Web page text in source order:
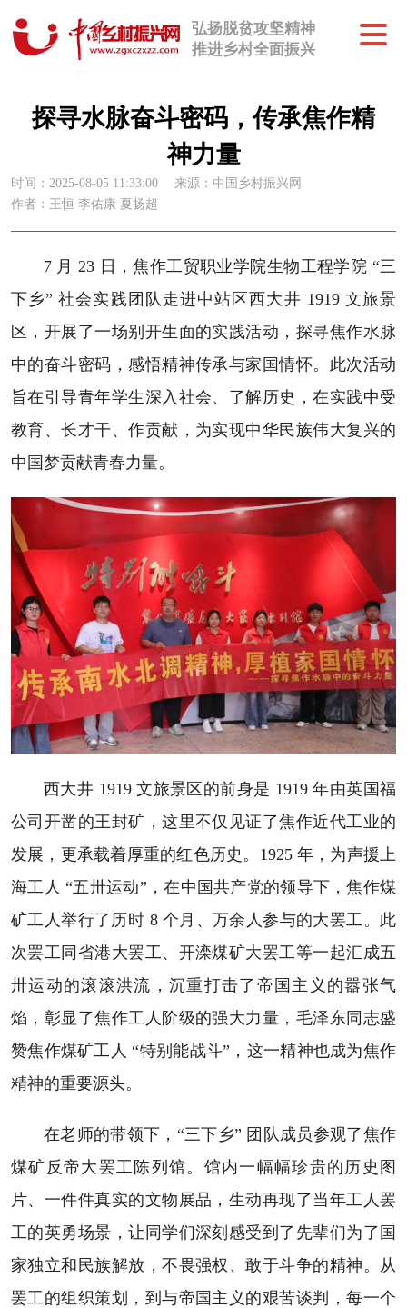
弘扬脱贫攻坚精神
推进乡村全面振兴
探寻水脉奋斗密码，传承焦作精
神力量
时间：2025-08-05 11:33:00
来源：中国乡村振兴网
作者：王恒 李佑康 夏扬超
7 月 23 日，焦作工贸职业学院生物工程学院 “三
下乡” 社会实践团队走进中站区西大井 1919 文旅景
区，开展了一场别开生面的实践活动，探寻焦作水脉
中的奋斗密码，感悟精神传承与家国情怀。此次活动
旨在引导青年学生深入社会、了解历史，在实践中受
教育、长才干、作贡献，为实现中华民族伟大复兴的
中国梦贡献青春力量。
西大井 1919 文旅景区的前身是 1919 年由英国福
公司开凿的王封矿，这里不仅见证了焦作近代工业的
发展，更承载着厚重的红色历史。1925 年，为声援上
海工人 “五卅运动”，在中国共产党的领导下，焦作煤
矿工人举行了历时 8 个月、万余人参与的大罢工。此
次罢工同省港大罢工、开滦煤矿大罢工等一起汇成五
卅运动的滚滚洪流，沉重打击了帝国主义的嚣张气
焰，彰显了焦作工人阶级的强大力量，毛泽东同志盛
赞焦作煤矿工人 “特别能战斗”，这一精神也成为焦作
精神的重要源头。
在老师的带领下，“三下乡” 团队成员参观了焦作
煤矿反帝大罢工陈列馆。馆内一幅幅珍贵的历史图
片、一件件真实的文物展品，生动再现了当年工人罢
工的英勇场景，让同学们深刻感受到了先辈们为了国
家独立和民族解放，不畏强权、敢于斗争的精神。从
罢工的组织策划，到与帝国主义的艰苦谈判，每一个